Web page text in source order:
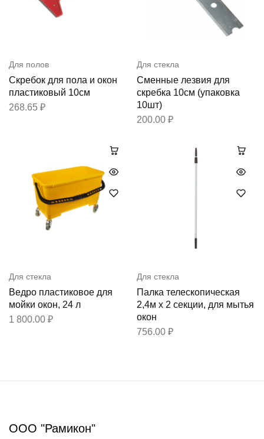
Для полов
Скребок для пола и окон
пластиковый 10см
268.65 ₽
Для стекла
Сменные лезвия для
скребка 10см (упаковка
10шт)
200.00 ₽
Для стекла
Ведро пластиковое для
мойки окон, 24 л
1 800.00 ₽
Для стекла
Палка телескопическая
2,4м х 2 секции, для мытья
окон
756.00 ₽
ООО "Рамикон"